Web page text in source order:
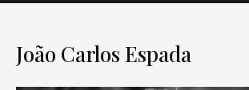
João Carlos Espada